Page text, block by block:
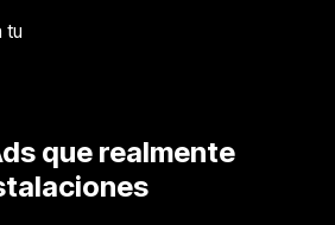
tu
que realmente